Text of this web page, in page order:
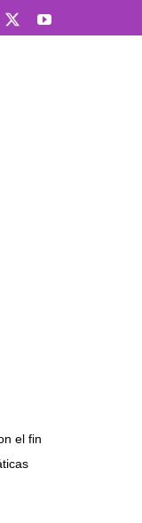
YouTube
el fin